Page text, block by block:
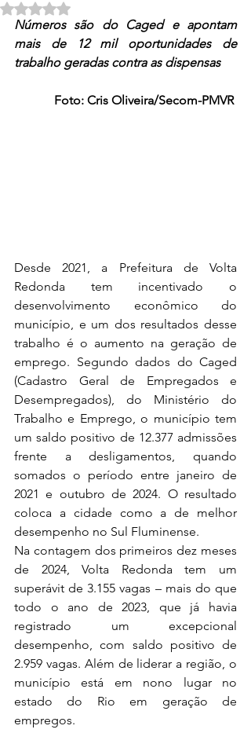
Avaliado com NaN de 5 estrelas.
Números são do Caged e apontam
mais de 12 mil oportunidades de
trabalho geradas contra as dispensas
Foto: Cris Oliveira/Secom-PMVR
Desde 2021, a Prefeitura de Volta
Redonda tem incentivado o
desenvolvimento econômico do
município, e um dos resultados desse
trabalho é o aumento na geração de
emprego. Segundo dados do Caged
(Cadastro Geral de Empregados e
Desempregados), do Ministério do
Trabalho e Emprego, o município tem
um saldo positivo de 12.377 admissões
frente a desligamentos, quando
somados o período entre janeiro de
2021 e outubro de 2024. O resultado
coloca a cidade como a de melhor
desempenho no Sul Fluminense.
Na contagem dos primeiros dez meses
de 2024, Volta Redonda tem um
superávit de 3.155 vagas – mais do que
todo o ano de 2023, que já havia
registrado um excepcional
desempenho, com saldo positivo de
2.959 vagas. Além de liderar a região, o
município está em nono lugar no
estado do Rio em geração de
empregos.